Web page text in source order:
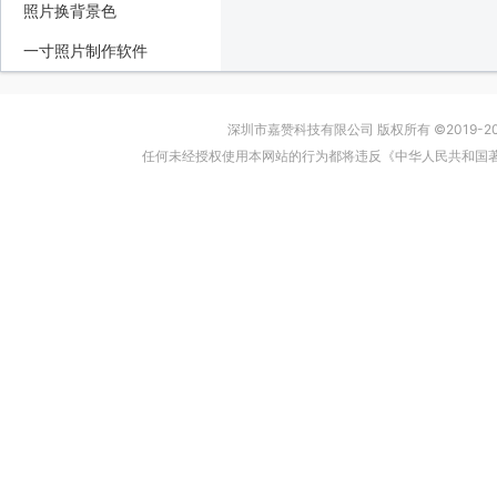
照片换背景色
一寸照片制作软件
深圳市嘉赞科技有限公司 版权所有 ©2019-
任何未经授权使用本网站的行为都将违反《中华人民共和